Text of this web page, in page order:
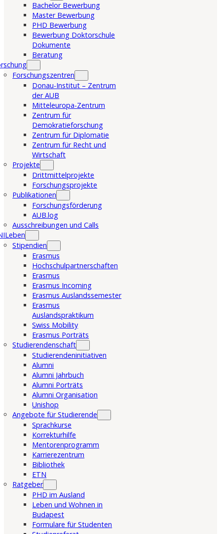
Bachelor Bewerbung
Master Bewerbung
PHD Bewerbung
Bewerbung Doktorschule
Dokumente
Beratung
Forschungszentren
Donau-Institut – Zentrum
der AUB
Mitteleuropa-Zentrum
Zentrum für
Demokratieforschung
Zentrum für Diplomatie
Zentrum für Recht und
Wirtschaft
Projekte
Drittmittelprojekte
Forschungsprojekte
Publikationen
Forschungsförderung
AUB.log
Ausschreibungen und Calls
Stipendien
Erasmus
Hochschulpartnerschaften
Erasmus
Erasmus Incoming
Erasmus Auslandssemester
Erasmus
Auslandspraktikum
Swiss Mobility
Erasmus Porträts
Studierendenschaft
Studierendeninitiativen
Alumni
Alumni Jahrbuch
Alumni Porträts
Alumni Organisation
Unishop
Angebote für Studierende
Sprachkurse
Korrekturhilfe
Mentorenprogramm
Karrierezentrum
Bibliothek
ETN
Ratgeber
PHD im Ausland
Leben und Wohnen in
Budapest
Formulare für Studenten